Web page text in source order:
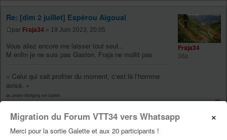
×
Migration du Forum VTT34 vers Whatsapp
Merci pour la sortie Galette et aux 20 participants !
Re: [dim 2 juillet] Espérou Aigoual
par Fraja34 » 19 Juin 2023, 20:05
Vous allez encore me laisser tout seul...
M enfin je ne suis pas Gaston, Fraja ne mollit pas
« Celui qui sait profiter du moment, c'est là l'homme
avisé. »
de Johann Wolfgang von Goethe
Fraja34
36p
Re: [dim 2 juillet] Espérou Aigoual